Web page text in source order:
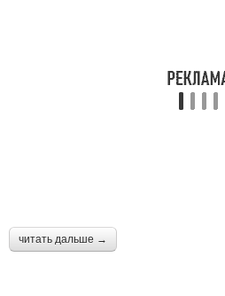
читать дальше →